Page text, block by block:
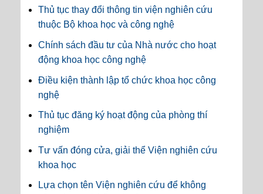
Thủ tục thay đổi thông tin viện nghiên cứu
thuộc Bộ khoa học và công nghệ
Chính sách đầu tư của Nhà nước cho hoạt
động khoa học công nghệ
Điều kiện thành lập tổ chức khoa học công
nghệ
Thủ tục đăng ký hoạt động của phòng thí
nghiệm
Tư vấn đóng cửa, giải thể Viện nghiên cứu
khoa học
Lựa chọn tên Viện nghiên cứu để không